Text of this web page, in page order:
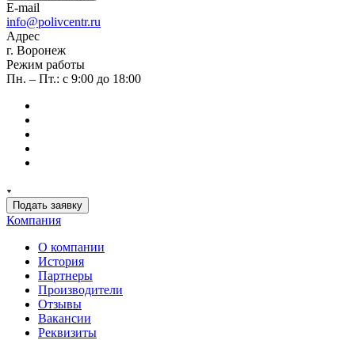
E-mail
info@polivcentr.ru
Адрес
г. Воронеж
Режим работы
Пн. – Пт.: с 9:00 до 18:00
Подать заявку
Компания
О компании
История
Партнеры
Производители
Отзывы
Вакансии
Реквизиты